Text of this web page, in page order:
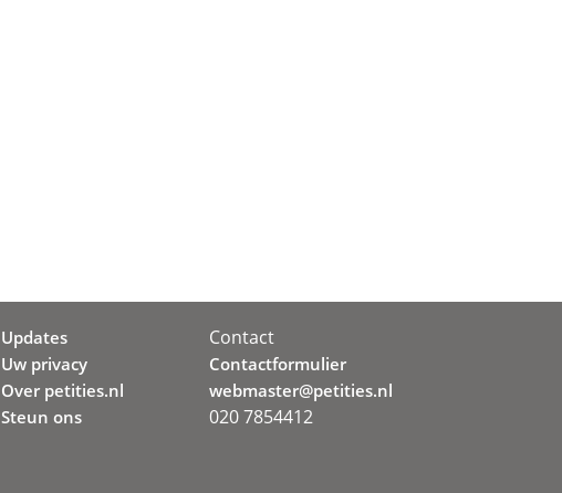
Updates
Uw privacy
Over petities.nl
Steun ons
Contact
Contactformulier
webmaster@petities.nl
020 7854412